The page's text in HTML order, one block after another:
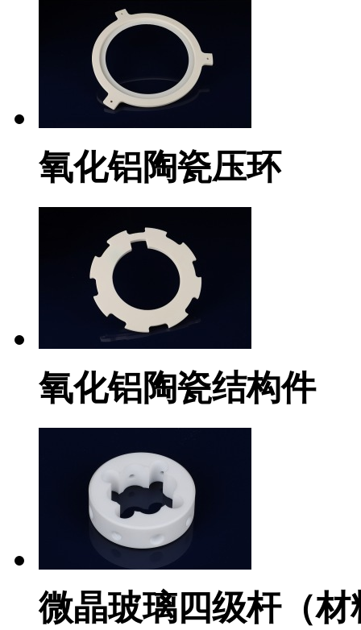
氧化铝陶瓷压环
氧化铝陶瓷结构件
微晶玻璃四级杆（